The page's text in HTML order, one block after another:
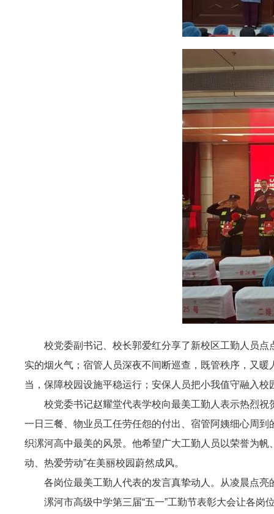
校党委副书记、校长郭爱红分享了新校区工勤人员
实的烟火气；宿管人员深夜不间断巡查，既管秩序，又
当，保障校园设施平稳运行；安保人员把小我值守融入
校党委书记赵耀堂代表学校向最美工勤人表示热烈
一日三餐、物业员工任劳任怨的付出、宿管阿姨细心周
织漯河高中最美的风景。他希望广大工勤人员以荣誉为
动、热爱劳动”在美丽校园蔚然成风。
各岗位最美工勤人代表的发言真挚动人。从凌晨点
漯河市高级中学第三届“五一”工勤节表彰大会让各